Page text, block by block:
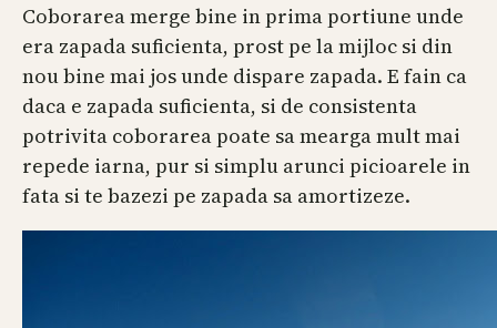
Coborarea merge bine in prima portiune unde
era zapada suficienta, prost pe la mijloc si din
nou bine mai jos unde dispare zapada. E fain ca
daca e zapada suficienta, si de consistenta
potrivita coborarea poate sa mearga mult mai
repede iarna, pur si simplu arunci picioarele in
fata si te bazezi pe zapada sa amortizeze.